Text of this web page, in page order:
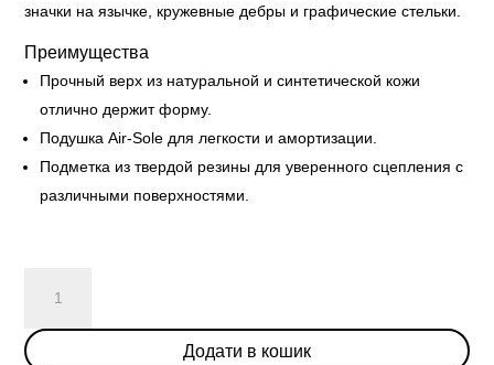
значки на язычке, кружевные дебры и графические стельки.
Преимущества
Прочный верх из натуральной и синтетической кожи
отлично держит форму.
Подушка Air-Sole для легкости и амортизации.
Подметка из твердой резины для уверенного сцепления с
различными поверхностями.
Force
1
Додати в кошик